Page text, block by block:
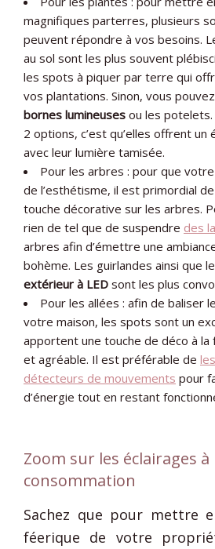
magnifiques parterres, plusieurs
peuvent répondre à vos besoins.
au sol sont les plus souvent
les spots à piquer par terre qui
vos plantations. Sinon, vous
bornes lumineuses ou les potelets.
2 options, c’est qu’elles offrent un
avec leur lumière tamisée.
Pour les arbres : pour que
de l’esthétisme, il est primordial
touche décorative sur les arbres.
rien de tel que de suspendre des
arbres afin d’émettre une
bohème. Les guirlandes ainsi que
extérieur à LED sont les plus
Pour les allées : afin de baliser
votre maison, les spots sont un
apportent une touche de déco à
et agréable. Il est préférable de
détecteurs de mouvements pour
d’énergie tout en restant
Zoom sur les éclairages à
consommation
Sachez que pour mettre
féerique de votre